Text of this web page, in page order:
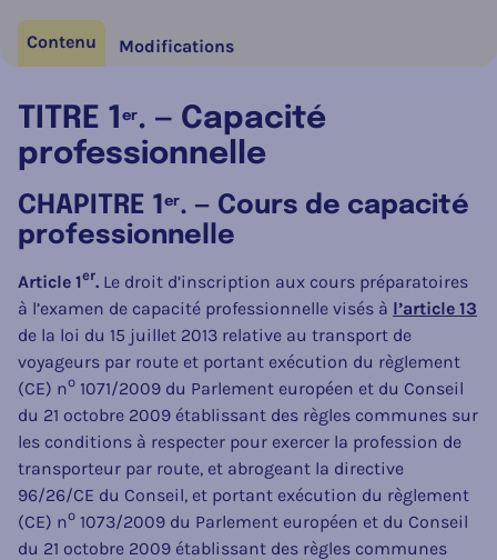
Contenu Modifications
TITRE 1 er. — Capacité
professionnelle
CHAPITRE 1 er. — Cours de capacité
professionnelle
Article 1er. Le droit d’inscription aux cours préparatoires
à l’examen de capacité professionnelle visés à l’article 13
de la loi du 15 juillet 2013 relative au transport de
voyageurs par route et portant exécution du règlement
(CE) no 1071/2009 du Parlement européen et du Conseil
du 21 octobre 2009 établissant des règles communes sur
les conditions à respecter pour exercer la profession de
transporteur par route, et abrogeant la directive
96/26/CE du Conseil, et portant exécution du règlement
(CE) no 1073/2009 du Parlement européen et du Conseil
du 21 octobre 2009 établissant des règles communes